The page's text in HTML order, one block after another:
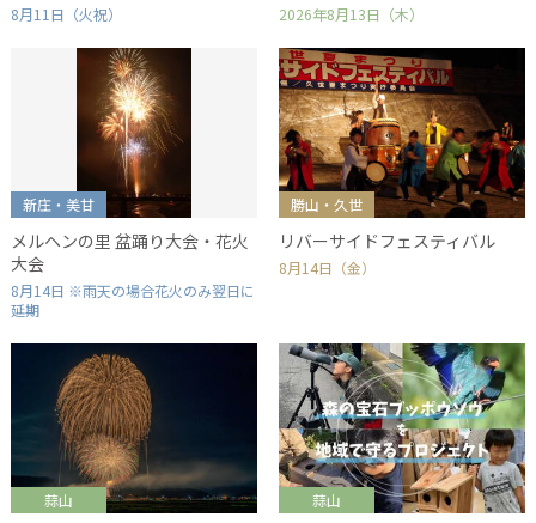
8月11日（火祝） 2026年8月13日（木）
新庄・美甘
メルヘンの里 盆踊り大会・花火
大会
8月14日 ※雨天の場合花火のみ翌日に
延期
勝山・久世
リバーサイドフェスティバル
8月14日（金）
蒜山 蒜山